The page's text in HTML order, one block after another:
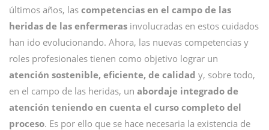
últimos años, las competencias en el campo de las
heridas de las enfermeras involucradas en estos cuidados
han ido evolucionando. Ahora, las nuevas competencias y
roles profesionales tienen como objetivo lograr un
atención sostenible, eficiente, de calidad y, sobre todo,
en el campo de las heridas, un abordaje integrado de
atención teniendo en cuenta el curso completo del
proceso. Es por ello que se hace necesaria la existencia de